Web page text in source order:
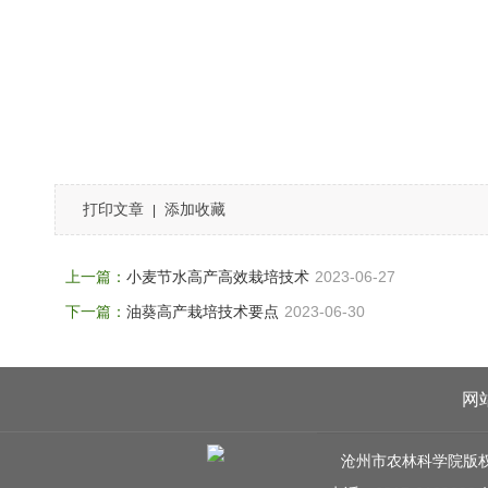
打印文章 添加收藏
上一篇： 小麦节水高产高效栽培技术 2023-06-27
下一篇： 油葵高产栽培技术要点 2023-06-30
网
沧州市农林科学院版